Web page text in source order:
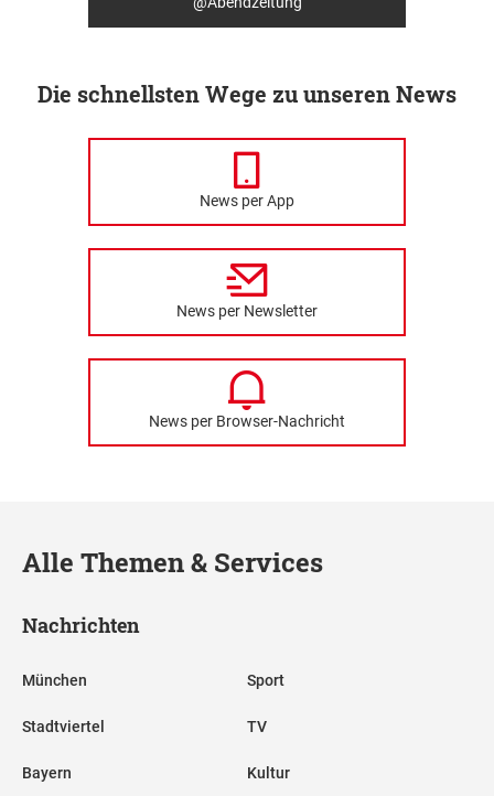
Die schnellsten Wege zu unseren News
News per App
News per Newsletter
News per Browser-Nachricht
Alle Themen & Services
Nachrichten
München
Stadtviertel
Bayern
Sport
TV
Kultur